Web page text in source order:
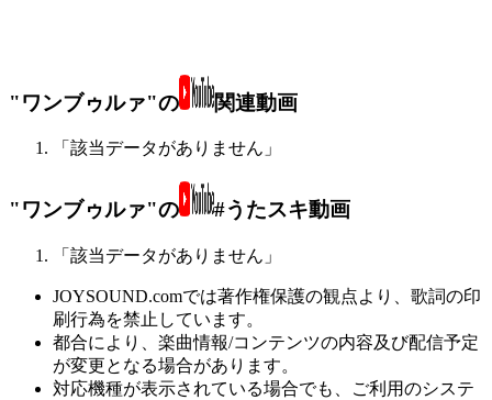
"ワンブゥルァ"の 関連動画
「該当データがありません」
"ワンブゥルァ"の #うたスキ動画
「該当データがありません」
JOYSOUND.comでは著作権保護の観点より、歌詞の印
刷行為を禁止しています。
都合により、楽曲情報/コンテンツの内容及び配信予定
が変更となる場合があります。
対応機種が表示されている場合でも、ご利用のシステ